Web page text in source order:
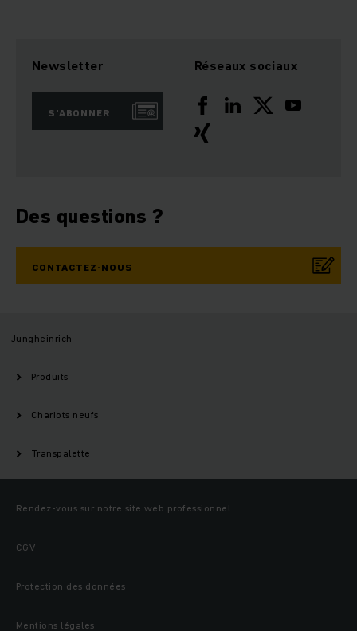
Newsletter
S'ABONNER
Réseaux sociaux
Des questions ?
CONTACTEZ-NOUS
Jungheinrich
Produits
Chariots neufs
Transpalette
Rendez-vous sur notre site web professionnel
CGV
Protection des données
Mentions légales